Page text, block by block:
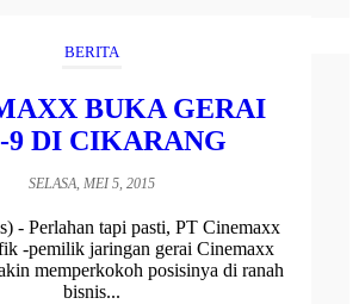
BERITA
BUKA GERAI
9 DI CIKARANG
SELASA, MEI 5, 2015
- Perlahan tapi pasti, PT Cinemaxx
-pemilik jaringan gerai Cinemaxx
memperkokoh posisinya di ranah
bisnis...